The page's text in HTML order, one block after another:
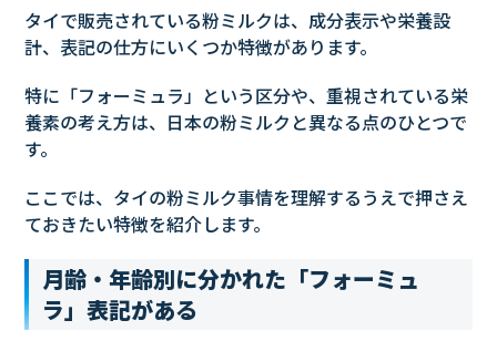
タイで販売されている粉ミルクは、成分表示や栄養設
計、表記の仕方にいくつか特徴があります。
特に「フォーミュラ」という区分や、重視されている栄
養素の考え方は、日本の粉ミルクと異なる点のひとつで
す。
ここでは、タイの粉ミルク事情を理解するうえで押さえ
ておきたい特徴を紹介します。
月齢・年齢別に分かれた「フォーミュ
ラ」表記がある